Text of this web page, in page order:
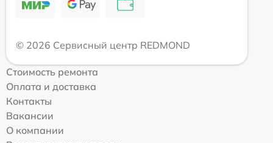
© 2026 Сервисный центр REDMOND
Стоимость ремонта
Оплата и доставка
Контакты
Вакансии
О компании